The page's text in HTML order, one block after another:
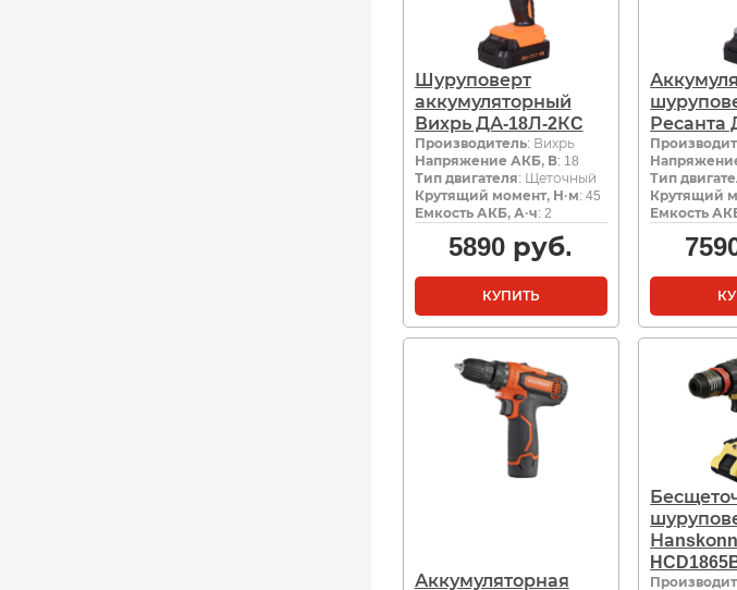
Шуруповерт
аккумуляторный
Вихрь ДА-18Л-2КC
Производитель: Вихрь
Напряжение АКБ, В: 18
Тип двигателя: Щеточный
Крутящий момент, Н·м: 45
Емкость АКБ, А·ч: 2
5890 руб.
КУПИТЬ
Ресанта
Тип
Крутящий
Емкость
Аккумуляторная